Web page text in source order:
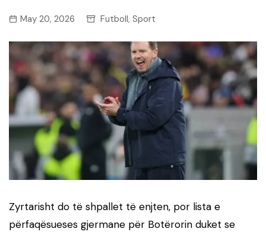
May 20, 2026 Futboll, Sport
Zyrtarisht do të shpallet të enjten, por lista e
përfaqësueses gjermane për Botërorin duket se